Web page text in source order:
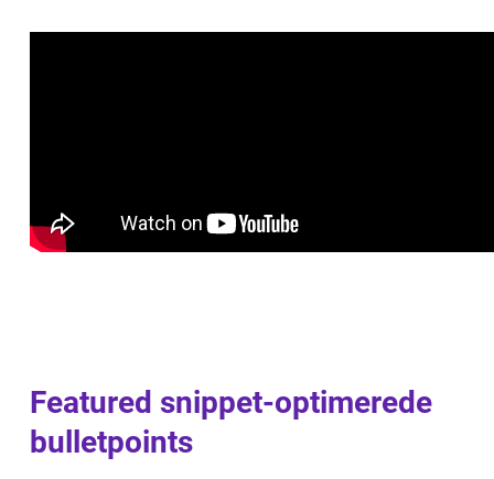
Featured snippet-optimerede
bulletpoints